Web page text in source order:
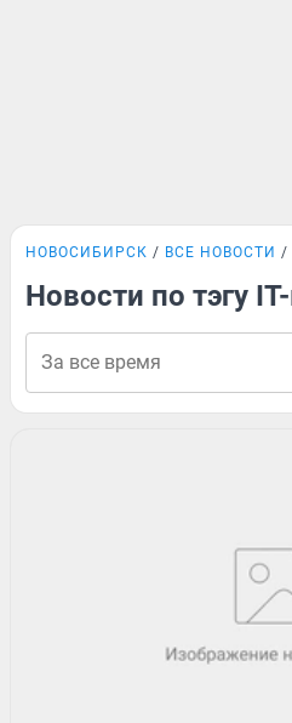
НОВОСИБИРСК ВСЕ НОВОСТИ
Новости по тэгу